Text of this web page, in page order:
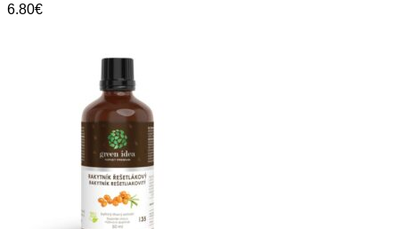
6.80€